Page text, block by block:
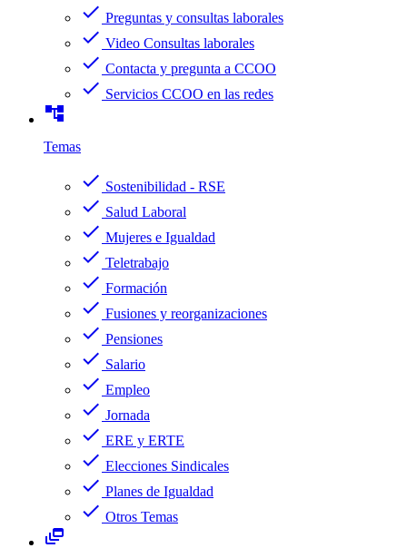
check Preguntas y consultas laborales
check Video Consultas laborales
check Contacta y pregunta a CCOO
check Servicios CCOO en las redes
account_tree
Temas
check Sostenibilidad - RSE
check Salud Laboral
check Mujeres e Igualdad
check Teletrabajo
check Formación
check Fusiones y reorganizaciones
check Pensiones
check Salario
check Empleo
check Jornada
check ERE y ERTE
check Elecciones Sindicales
check Planes de Igualdad
check Otros Temas
dynamic_feed